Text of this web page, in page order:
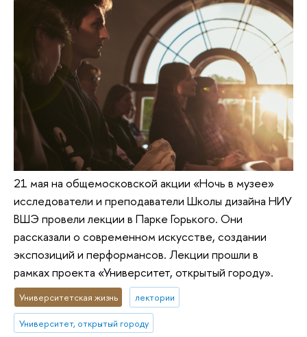
21 мая на общемосковской акции «Ночь в музее»
исследователи и преподаватели Школы дизайна НИУ
ВШЭ провели лекции в Парке Горького. Они
рассказали о современном искусстве, создании
экспозиций и перформансов. Лекции прошли в
рамках проекта «Университет, открытый городу».
Университетская жизнь лектории
Университет, открытый городу